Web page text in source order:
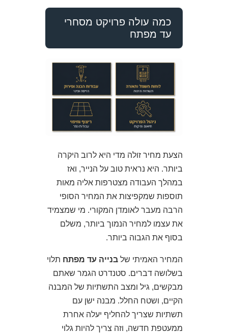
כמה עולה פרויקט מסחרי
עד מפתח
הצעת מחיר זולה מדי היא לרוב היקרה
ביותר. היא נראית טוב על הנייר, ואז
במהלך העבודה מצטרפות אליה מאות
תוספות שמקפיצות את המחיר הסופי
הרבה מעבר לאומדן המקורי. מי שמצמיד
את עצמו למחיר הנמוך ביותר, משלם
בסוף את הגבוה ביותר.
המחיר האמיתי שלבנייה עד מפתח תלוי
בשלושה דברים. סטנדרט הגמר שאתם
מבקשים, גיל ומצב התשתיות של המבנה
הקיים, ושטח החלל. מבנה ישן עם
תשתיות שצריך להחליף יעלה אחרת
ממעטפת חדשה, וזה צריך להיות גלוי